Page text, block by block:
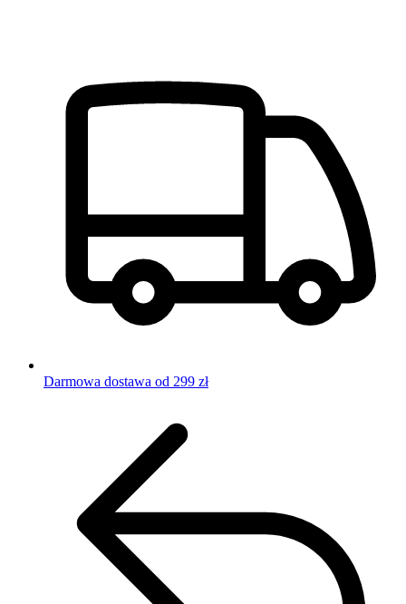
Darmowa dostawa od 299 zł